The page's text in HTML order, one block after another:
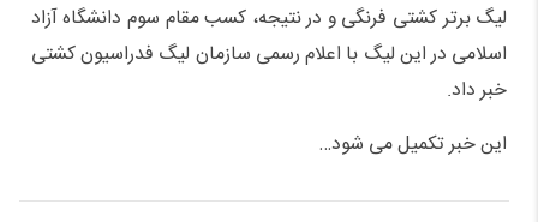
لیگ برتر کشتی فرنگی و در نتیجه، کسب مقام سوم دانشگاه آزاد
اسلامی در این لیگ با اعلام رسمی سازمان لیگ فدراسیون کشتی
خبر داد.
این خبر تکمیل می شود…